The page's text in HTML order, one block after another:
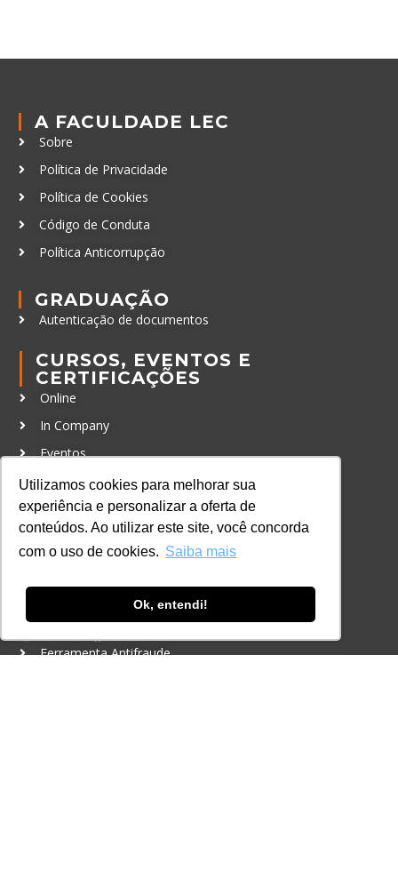
Utilizamos cookies para melhorar sua
experiência e personalizar a oferta de
conteúdos. Ao utilizar este site, você concorda
com o uso de cookies. Saiba mais
Ok, entendi!
A FACULDADE LEC
Sobre
Política de Privacidade
Política de Cookies
Código de Conduta
Política Anticorrupção
GRADUAÇÃO
Autenticação de documentos
CURSOS, EVENTOS E
CERTIFICAÇÕES
Online
In Company
Eventos
Certificações
CONTATO
contato@lec.com.br
Ferramenta Antifraude